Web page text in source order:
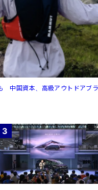
中国資本、高級アウトドアブ
3